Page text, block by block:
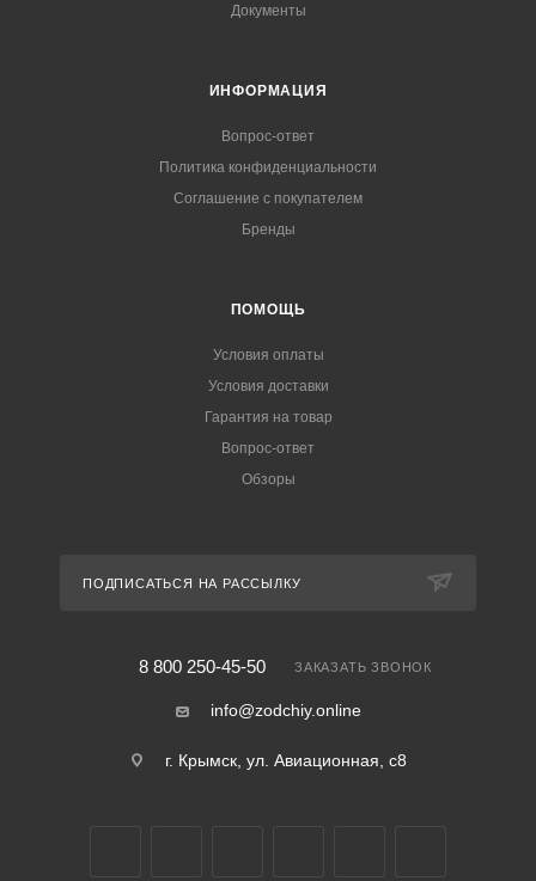
Документы
ИНФОРМАЦИЯ
Вопрос-ответ
Политика конфиденциальности
Соглашение с покупателем
Бренды
ПОМОЩЬ
Условия оплаты
Условия доставки
Гарантия на товар
Вопрос-ответ
Обзоры
ПОДПИСАТЬСЯ НА РАССЫЛКУ
8 800 250-45-50 ЗАКАЗАТЬ ЗВОНОК
info@zodchiy.online
г. Крымск, ул. Авиационная, с8